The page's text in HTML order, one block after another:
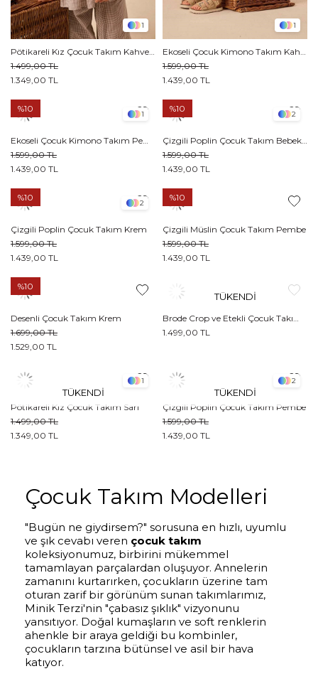
1
1.349,00 TL
1.499,00 TL
1
1.439,00 TL
1.599,00 TL
1
1.439,00 TL
1.599,00 TL
%10
2
1.439,00 TL
1.599,00 TL
%10
2
Çizgili Poplin Çocuk Takım Krem
1.439,00 TL
1.599,00 TL
%10
Çizgili Müslin Çocuk Takım Pembe
1.439,00 TL
1.599,00 TL
%10
Desenli Çocuk Takım Krem
1.529,00 TL
1.699,00 TL
%10
TÜKENDI
1.499,00 TL
TÜKENDI
1
Pötikareli Kız Çocuk Takım Sarı
1.349,00 TL
1.499,00 TL
TÜKENDI
2
Çizgili Poplin Çocuk Takım Pembe
1.439,00 TL
1.599,00 TL
Çocuk Takım Modelleri
"Bugün ne giydirsem?" sorusuna en hızlı, uyumlu
ve şık cevabı veren çocuk takım
koleksiyonumuz, birbirini mükemmel
tamamlayan parçalardan oluşuyor. Annelerin
zamanını kurtarırken, çocukların üzerine tam
oturan zarif bir görünüm sunan takımlarımız,
Minik Terzi'nin "çabasız şıklık" vizyonunu
yansıtıyor. Doğal kumaşların ve soft renklerin
ahenkle bir araya geldiği bu kombinler,
çocukların tarzına bütünsel ve asil bir hava
katıyor.